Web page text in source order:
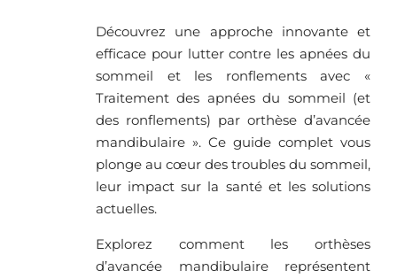
Découvrez une approche innovante et
efficace pour lutter contre les apnées du
sommeil et les ronflements avec «
Traitement des apnées du sommeil (et
des ronflements) par orthèse d’avancée
mandibulaire ». Ce guide complet vous
plonge au cœur des troubles du sommeil,
leur impact sur la santé et les solutions
actuelles.
Explorez comment les orthèses
d’avancée mandibulaire représentent